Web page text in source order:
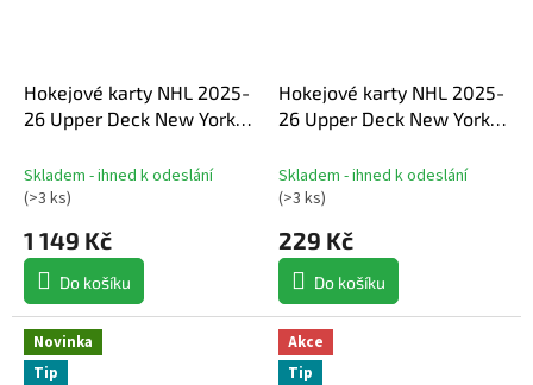
Hokejové karty NHL 2025-
26 Upper Deck New York
Set
Skladem - ihned k odeslání
(>3 ks)
1 149 Kč
Do košíku
Hokejové karty NHL 2025-
26 Upper Deck New York
Hobby Balíček
Skladem - ihned k odeslání
(>3 ks)
229 Kč
Do košíku
Novinka
Tip
Akce
Tip